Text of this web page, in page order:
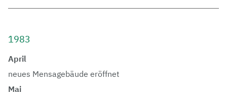
1983
April
neues Mensagebäude eröffnet
Mai